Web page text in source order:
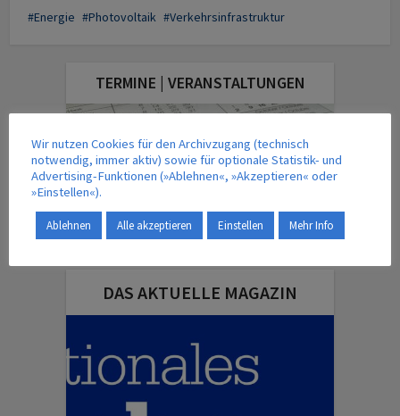
Energie Photovoltaik Verkehrsinfrastruktur
TERMINE | VERANSTALTUNGEN
DAS AKTUELLE MAGAZIN
Wir nutzen Cookies für den Archivzugang (technisch
notwendig, immer aktiv) sowie für optionale Statistik- und
Advertising-Funktionen (»Ablehnen«, »Akzeptieren« oder
»Einstellen«).
Ablehnen Alle akzeptieren Einstellen Mehr Info